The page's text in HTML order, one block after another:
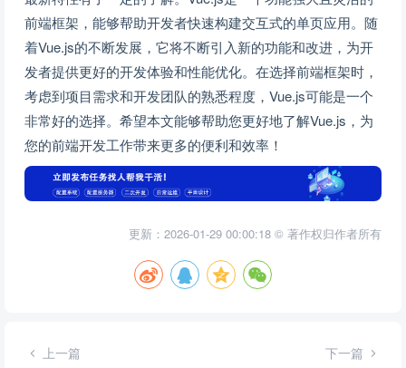
前端框架，能够帮助开发者快速构建交互式的单页应用。随
着Vue.js的不断发展，它将不断引入新的功能和改进，为开
发者提供更好的开发体验和性能优化。在选择前端框架时，
考虑到项目需求和开发团队的熟悉程度，Vue.js可能是一个
非常好的选择。希望本文能够帮助您更好地了解Vue.js，为
您的前端开发工作带来更多的便利和效率！
更新：2026-01-29 00:00:18 © 著作权归作者所有
上一篇 下一篇